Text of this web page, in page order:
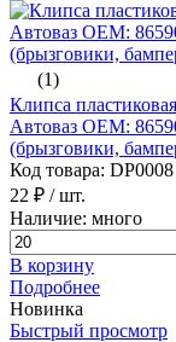
(1)
Клипса
Автоваз ОЕМ:
(брызговики,
Код товара: DP0008
22 ₽ / шт.
Наличие: много
В корзину
Подробнее
Новинка
Быстрый просмотр